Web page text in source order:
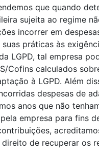
que quando
sujeita ao regime
incorrer em
práticas às
LGPD, tal empresa
Cofins calculados
à LGPD. Além
despesas de
anos que não
empresa para fins
de recuperar os